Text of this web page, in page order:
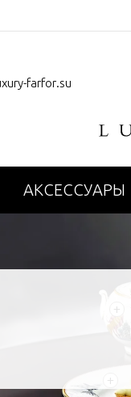
farfor.su
АКСЕССУАРЫ
+
+